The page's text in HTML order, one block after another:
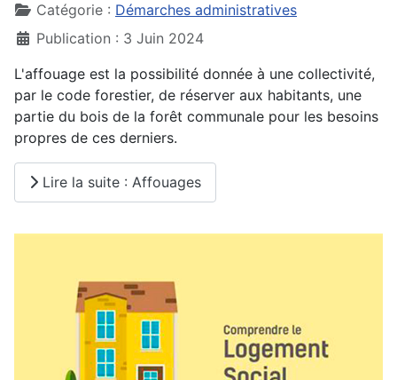
Catégorie : Démarches administratives
Publication : 3 Juin 2024
L'affouage est la possibilité donnée à une collectivité,
par le code forestier, de réserver aux habitants, une
partie du bois de la forêt communale pour les besoins
propres de ces derniers.
Lire la suite : Affouages